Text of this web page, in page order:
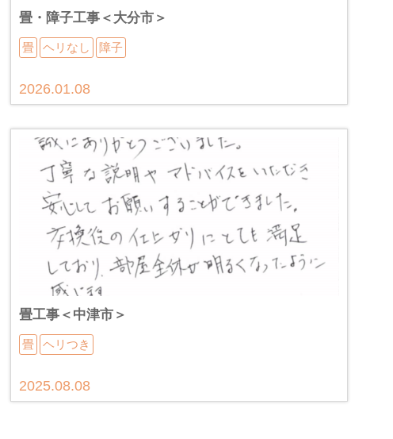
畳・障子工事＜大分市＞
畳 ヘリなし 障子
2026.01.08
畳工事＜中津市＞
畳 ヘリつき
2025.08.08